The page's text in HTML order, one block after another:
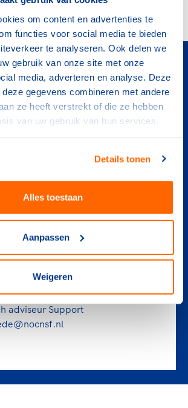
om content en advertenties te
functies voor social media te bieden
te analyseren. Ook delen we
gebruik van onze site met onze
media, adverteren en analyse. Deze
gegevens combineren met andere
ze heeft verstrekt of die ze hebben
van uw gebruik van hun services.
Details tonen
Alles toestaan
Aanpassen
Weigeren
of een vraag? Neem dan gerust
adviseur Support